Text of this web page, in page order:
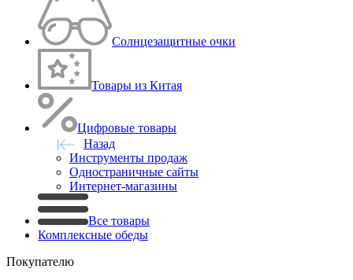
Солнцезащитные очки
Товары из Китая
Цифровые товары
Назад
Инструменты продаж
Одностраничные сайты
Интернет-магазины
Все товары
Комплексные обеды
Покупателю